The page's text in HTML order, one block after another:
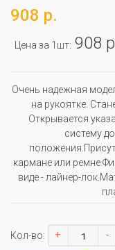
908 р.
Цена за 1шт: 908
Очень надежная
на рукоятке.
Открывается
систему
кармане или
виде - лайнер-
Кол-во: + -